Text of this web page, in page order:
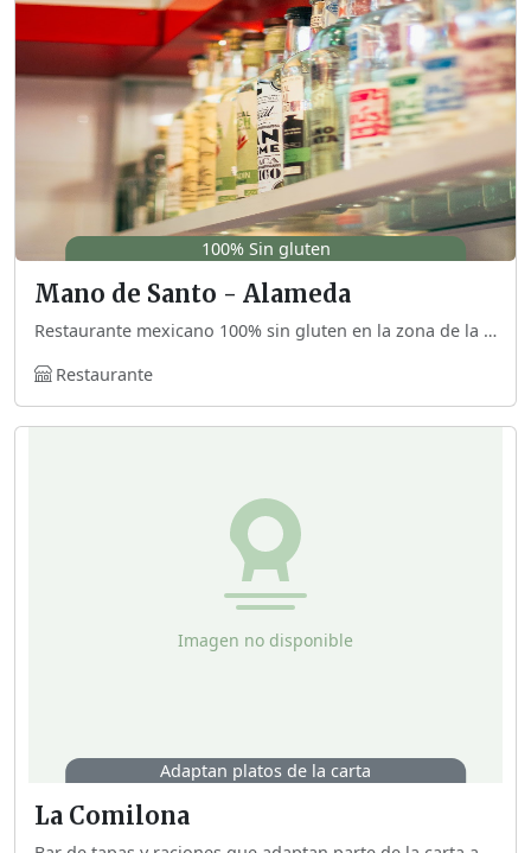
100% Sin gluten
Mano de Santo - Alameda
Restaurante mexicano 100% sin gluten en la zona de la Alameda. También preparan una gran variedad de cockteles.
Restaurante
Adaptan platos de la carta
La Comilona